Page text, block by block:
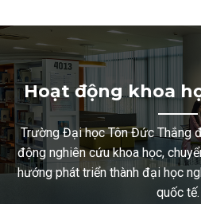
Hoạt động khoa
Trường Đại học Tôn Đức Thắng
động nghiên cứu khoa học,
hướng phát triển thành đại học
quốc tế.